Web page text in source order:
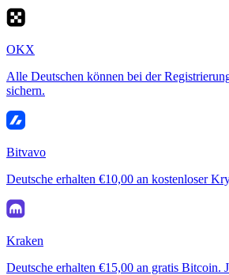
OKX
Alle Deutschen können bei der
sichern.
Bitvavo
Deutsche erhalten €10,00 an kostenloser
Kraken
Deutsche erhalten €15,00 an gratis Bitcoin.